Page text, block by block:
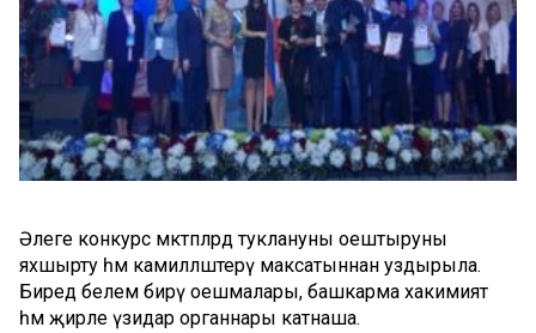
Әлеге конкурс мәктәпләрдә туклануны оештыруны
яхшырту һәм камилләштерү максатыннан уздырыла.
Биредә белем бирү оешмалары, башкарма хакимият
һәм җирле үзидарә органнары катнаша.